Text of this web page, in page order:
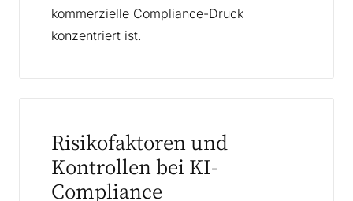
kommerzielle Compliance-Druck
konzentriert ist.
Risikofaktoren und
Kontrollen bei KI-
Compliance